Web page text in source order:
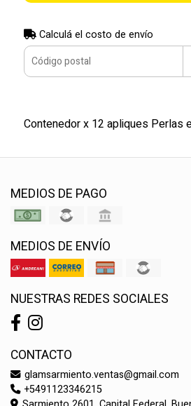
Calculá el costo de envío
Contenedor x 12 apliques Perlas
MEDIOS DE PAGO
MEDIOS DE ENVÍO
NUESTRAS REDES SOCIALES
CONTACTO
glamsarmiento.ventas@gmail.com
+5491123346215